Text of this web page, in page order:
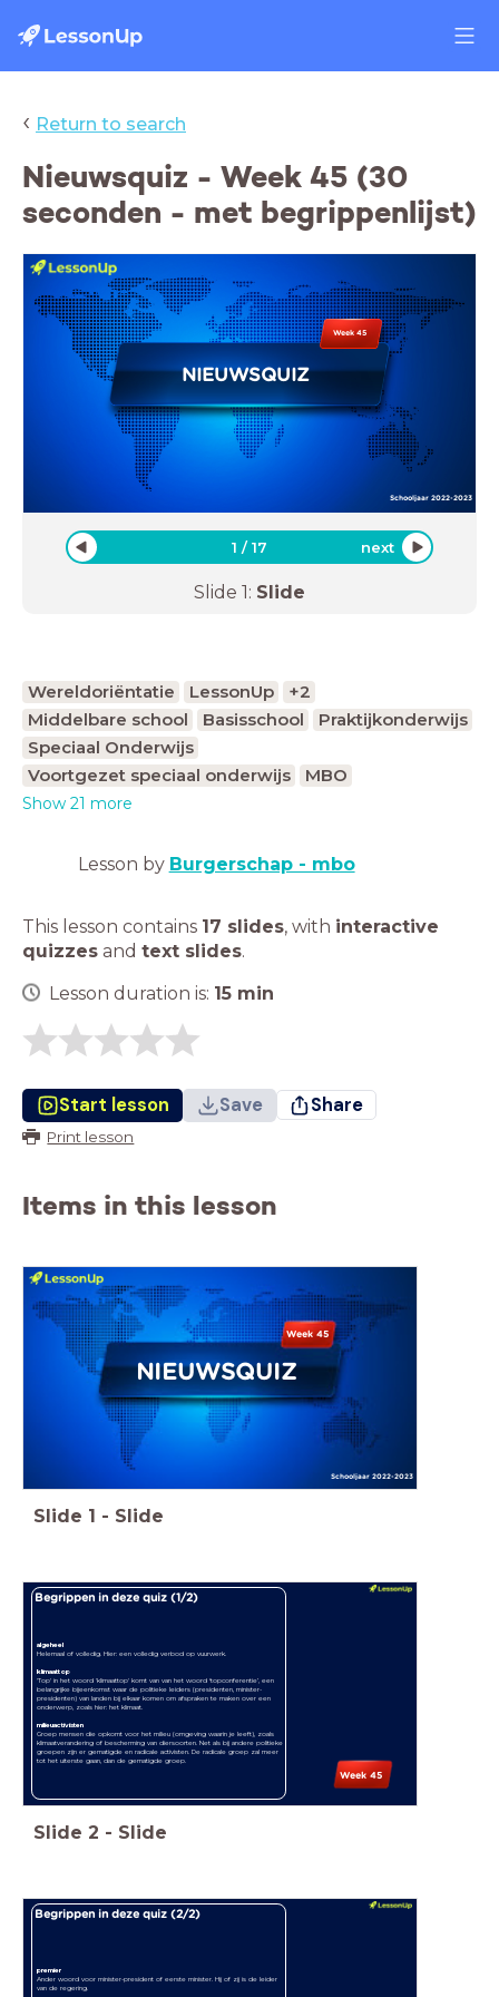
‹ Return to search
Nieuwsquiz - Week 45 (30
seconden - met begrippenlijst)
NIEUWSQUIZ
Week 45
Schooljaar 2022-2023
1 /17 next
Slide 1: Slide
Wereldoriëntatie LessonUp
+2
Middelbare school
Basisschool
Praktijkonderwijs
Speciaal Onderwijs
Voortgezet speciaal onderwijs
MBO
Show 21 more
Lesson by Burgerschap - mbo
This lesson contains 17 slides, with interactive
quizzes and text slides.
Lesson duration is: 15 min
Start lesson Save Share
Print lesson
Items in this lesson
NIEUWSQUIZ
Week 45
Schooljaar 2022-2023
Slide 1 - Slide
Begrippen in deze quiz (1/2)
algeheel
Helemaal of volledig. Hier: een volledig verbod op vuurwerk.
klimaattop
'Top' in het woord 'klimaattop' komt van van het woord ‘topconferentie’, een
belangrijke bijeenkomst waar de politieke leiders (presidenten, minister-
presidenten) van landen bij elkaar komen om afspraken te maken over een
onderwerp, zoals hier: het klimaat.
milieuactivisten
Groep mensen die opkomt voor het milieu (omgeving waarin je leeft), zoals
klimaatverandering of bescherming van diersoorten. Net als bij andere politieke
groepen zijn er gematigde en radicale activisten. De radicale groep zal meer
tot het uiterste gaan, dan de gematigde groep.
Week 45
Slide 2 - Slide
Begrippen in deze quiz (2/2)
premier
Ander woord voor minister-president of eerste minister. Hij of zij is de leider
van de regering.